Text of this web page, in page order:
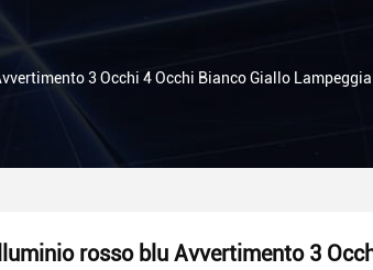
3 Occhi 4 Occhi Bianco Giallo
rosso blu Avvertimento 3